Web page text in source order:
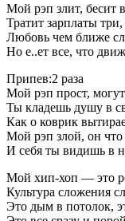
Мой рэп злит, бесит
Тратит зарплаты
Любовь чем ближе
Но е..ет все, что
Припев:2 раза
Мой рэп прост,
Ты кладешь душу в
Как о коврик
Мой рэп злой, он что
И себя ты видишь в
Мой хип-хоп — это
Культура сложения
Это дым в потолок,